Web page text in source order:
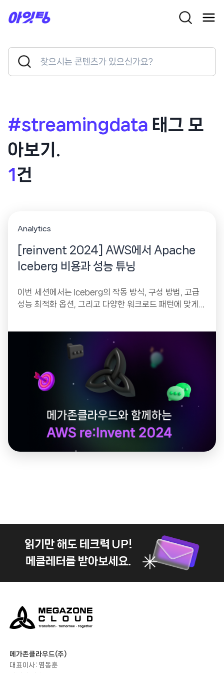
Search
Search
Button
#streamingdata 태그 모
아보기.
1 건
Analytics
[reinvent 2024] AWS에서 Apache
Iceberg 비용과 성능 튜닝
이번 세션에서는 Iceberg의 작동 방식, 구성 방법, 고급
성능 최적화 옵션, 그리고 다양한 워크로드 패턴에 맞게 I
읽기만 해도 테크력 UP!
메클레터를 받아보세요.
메가존클라우드(주)
대표이사: 염동훈